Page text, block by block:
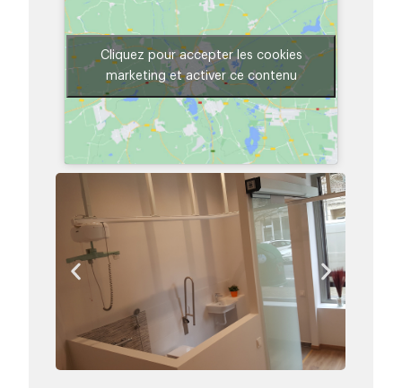
Cliquez pour accepter les cookies
marketing et activer ce contenu